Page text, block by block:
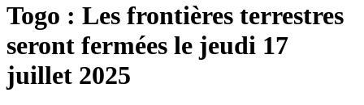
Togo : Les frontières terrestres
seront fermées le jeudi 17
juillet 2025